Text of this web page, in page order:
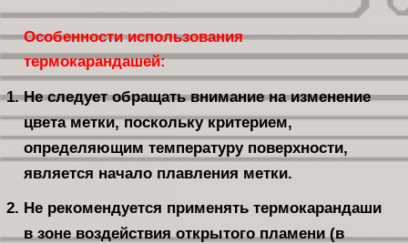
Особенности использования
термокарандашей:
Не следует обращать внимание на изменение
цвета метки, поскольку критерием,
определяющим температуру поверхности,
является начало плавления метки.
Не рекомендуется применять термокарандаши
в зоне воздействия открытого пламени (в